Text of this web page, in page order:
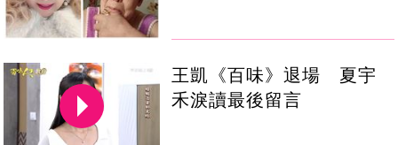
王凱《百味》退場 夏宇
禾淚讀最後留言